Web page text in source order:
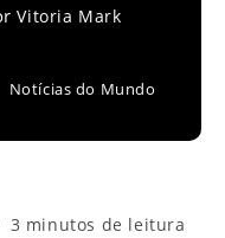
Vitoria Mark
Notícias do Mundo
3 minutos de leitura